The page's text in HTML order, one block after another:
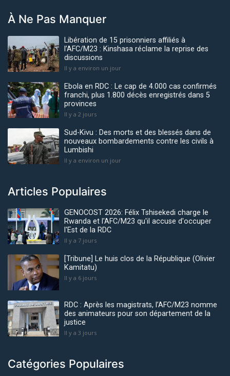
À Ne Pas Manquer
Libération de 15 prisonniers affiliés à
l’AFC/M23 : Kinshasa réclame la reprise des
discussions
Il y a environ un jour
Ebola en RDC : Le cap de 4.000 cas confirmés
franchi, plus 1.800 décès enregistrés dans 5
provinces
Il y a 2 jours
Sud-Kivu : Des morts et des blessés dans de
nouveaux bombardements contre les civils à
Lumbishi
Il y a environ un jour
Articles Populaires
GENOCOST 2026: Félix Tshisekedi charge le
Rwanda et l'AFC/M23 qu'il accuse d'occuper
l'Est de la RDC
Il y a 7 jours
[Tribune] Le huis clos de la République (Olivier
Kamitatu)
Il y a 6 jours
RDC : Après les magistrats, l’AFC/M23 nomme
des animateurs pour son département de la
justice
Il y a 3 jours
Catégories Populaires